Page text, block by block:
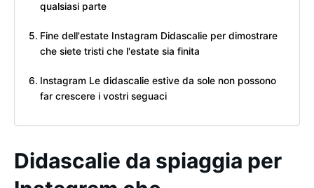
qualsiasi parte
Fine dell'estate Instagram Didascalie per dimostrare
che siete tristi che l'estate sia finita
Instagram Le didascalie estive da sole non possono
far crescere i vostri seguaci
Didascalie da spiaggia per